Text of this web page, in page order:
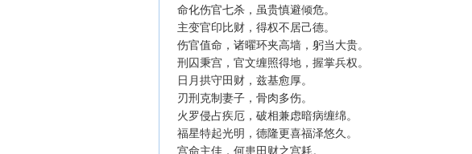
命化伤官七杀，虽贵慎避倾危。
主变官印比财，得权不居己德。
伤官值命，诸曜环夹高墙，躬当大贵。
刑囚秉宫，官文缠照得地，握掌兵权。
日月拱守田财，兹基愈厚。
刃刑克制妻子，骨肉多伤。
火罗侵占疾厄，破相兼虑暗病缠绵。
福星特起光明，德隆更喜福泽悠久。
宫命主佳，何患田财之宫耗。